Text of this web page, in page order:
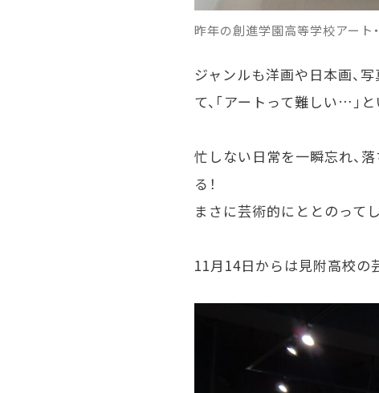
昨年の創進学園高等学校アート
ジャンルも洋画や日本画、
て、「アートって難しい…」
忙しない日常を一瞬忘れ、
る！
まさに芸術的にととのって
11月 14日からは見附高校の